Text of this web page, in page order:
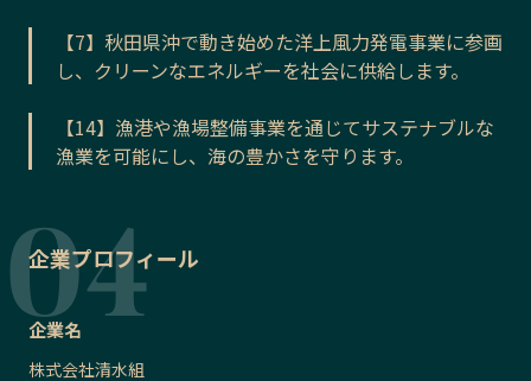
【7】秋田県沖で動き始めた洋上風力発電事業に参画
し、クリーンなエネルギーを社会に供給します。
【14】漁港や漁場整備事業を通じてサステナブルな
漁業を可能にし、海の豊かさを守ります。
企業プロフィール
企業名
株式会社清水組